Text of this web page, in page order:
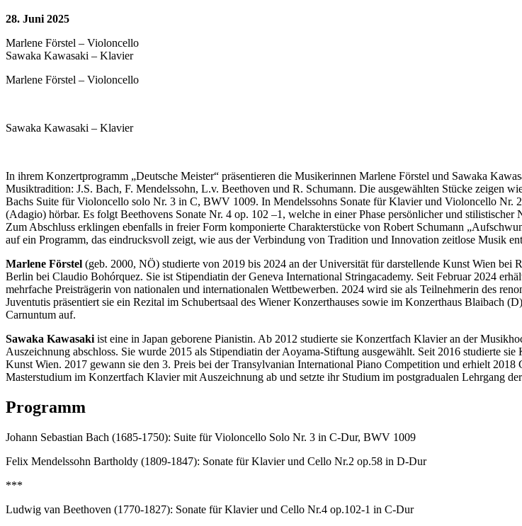
28. Juni 2025
Marlene Förstel – Violoncello
Sawaka Kawasaki – Klavier
Marlene Förstel – Violoncello
Sawaka Kawasaki – Klavier
In ihrem Konzertprogramm „Deutsche Meister“ präsentieren die Musikerinnen Marlene Förstel und Sawaka
Musiktradition: J.S. Bach, F. Mendelssohn, L.v. Beethoven und R. Schumann. Die ausgewählten Stücke zeigen
Bachs Suite für Violoncello solo Nr. 3 in C, BWV 1009. In Mendelssohns Sonate für Klavier und Violoncello Nr.
(Adagio) hörbar. Es folgt Beethovens Sonate Nr. 4 op. 102 –1, welche in einer Phase persönlicher und
Zum Abschluss erklingen ebenfalls in freier Form komponierte Charakterstücke von Robert Schumann „
auf ein Programm, das eindrucksvoll zeigt, wie aus der Verbindung von Tradition und Innovation zeitlose Musik
Marlene Förstel (geb. 2000, NÖ) studierte von 2019 bis 2024 an der Universität für darstellende Kunst Wien
Berlin bei Claudio Bohórquez. Sie ist Stipendiatin der Geneva International Stringacademy. Seit Februar 2024
mehrfache Preisträgerin von nationalen und internationalen Wettbewerben. 2024 wird sie als Teilnehmerin des
Juventutis präsentiert sie ein Rezital im Schubertsaal des Wiener Konzerthauses sowie im Konzerthaus Blaibach
Carnuntum auf.
Sawaka Kawasaki ist eine in Japan geborene Pianistin. Ab 2012 studierte sie Konzertfach Klavier an der
Auszeichnung abschloss. Sie wurde 2015 als Stipendiatin der Aoyama-Stiftung ausgewählt. Seit 2016 studierte
Kunst Wien. 2017 gewann sie den 3. Preis bei der Transylvanian International Piano Competition und erhielt
Masterstudium im Konzertfach Klavier mit Auszeichnung ab und setzte ihr Studium im postgradualen Lehrgang
Programm
Johann Sebastian Bach (1685-1750): Suite für Violoncello Solo Nr. 3 in C-Dur, BWV 1009
Felix Mendelssohn Bartholdy (1809-1847): Sonate für Klavier und Cello Nr.2 op.58 in D-Dur
***
Ludwig van Beethoven (1770-1827): Sonate für Klavier und Cello Nr.4 op.102-1 in C-Dur